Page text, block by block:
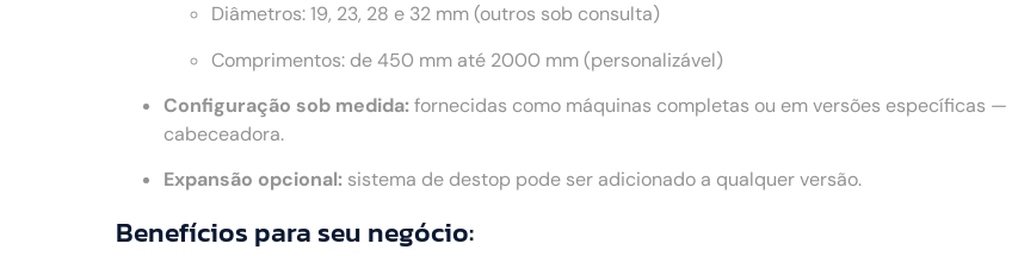
Diâmetros: 19, 23, 28 e 32 mm (outros sob consulta)
Comprimentos: de 450 mm até 2000 mm (personalizável)
Configuração sob medida:fornecidas como máquinas completas ou em versões específicas
cabeceadora.
Expansão opcional: sistema de destop pode ser adicionado a qualquer versão.
Benefícios para seu negócio: